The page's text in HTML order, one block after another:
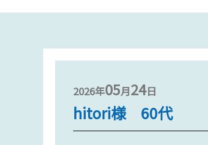
2026年05月24日
hitori様 60代